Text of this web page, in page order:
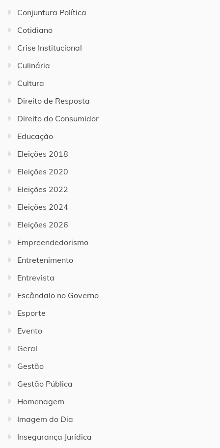
Conjuntura Política
Cotidiano
Crise Institucional
Culinária
Cultura
Direito de Resposta
Direito do Consumidor
Educação
Eleições 2018
Eleições 2020
Eleições 2022
Eleições 2024
Eleições 2026
Empreendedorismo
Entretenimento
Entrevista
Escândalo no Governo
Esporte
Evento
Geral
Gestão
Gestão Pública
Homenagem
Imagem do Dia
Insegurança Jurídica